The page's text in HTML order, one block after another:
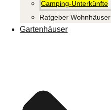
Camping-Unterkünfte
Ratgeber Wohnhäuser
Gartenhäuser